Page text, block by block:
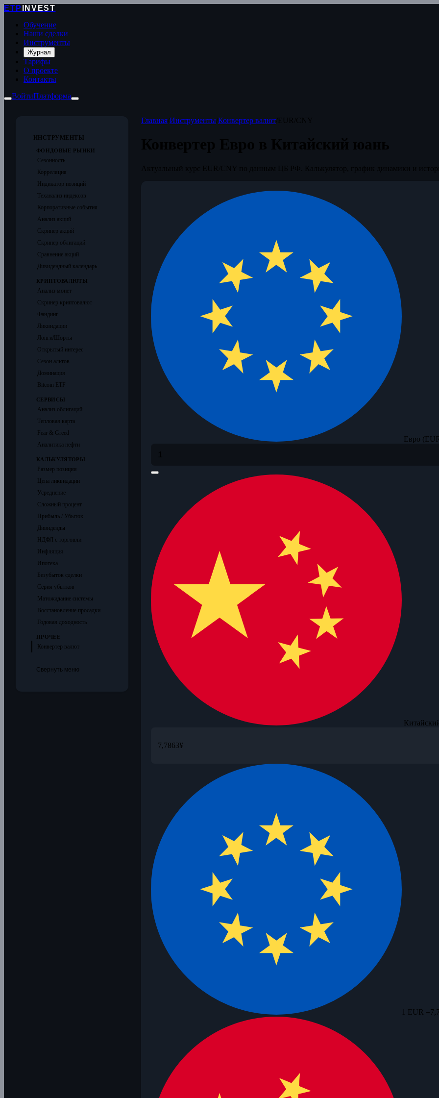
ETP
INVEST
Обучение
Наши сделки
Инструменты
Журнал
Тарифы
О проекте
Контакты
ВойтиПлатформа
ИНСТРУМЕНТЫ
ФОНДОВЫЕ РЫНКИ
Сезонность
Корреляция
Индикатор позиций
Теханализ индексов
Корпоративные события
Анализ акций
Скринер акций
Скринер облигаций
Сравнение акций
Дивидендный календарь
КРИПТОВАЛЮТЫ
Анализ монет
Скринер криптовалют
Фандинг
Ликвидации
Лонги/Шорты
Открытый интерес
Сезон альтов
Доминация
Bitcoin ETF
СЕРВИСЫ
Анализ облигаций
Тепловая карта
Fear & Greed
Аналитика нефти
КАЛЬКУЛЯТОРЫ
Размер позиции
Цена ликвидации
Усреднение
Сложный процент
Прибыль / Убыток
Дивиденды
НДФЛ с торговли
Инфляция
Ипотека
Безубыток сделки
Серия убытков
Матожидание системы
Восстановление просадки
Годовая доходность
ПРОЧЕЕ
Конвертер валют
Свернуть меню
Главная/ Инструменты/ Конвертер валют/
Евро
7,7863¥
1 EUR =